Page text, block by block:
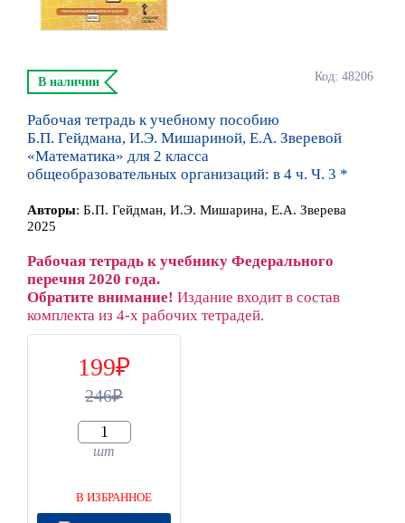
Код: 48206
В наличии
Рабочая тетрадь к учебному пособию
Б.П. Гейдмана, И.Э. Мишариной, Е.А. Зверевой
«Математика» для 2 класса
общеобразовательных организаций: в 4 ч. Ч. 3 *
Авторы: Б.П. Гейдман, И.Э. Мишарина, Е.А. Зверева
2025
Рабочая тетрадь к учебнику Федерального
перечня 2020 года.
Обратите внимание! Издание входит в состав
комплекта из 4-х рабочих тетрадей.
199
246
шт
В ИЗБРАННОЕ